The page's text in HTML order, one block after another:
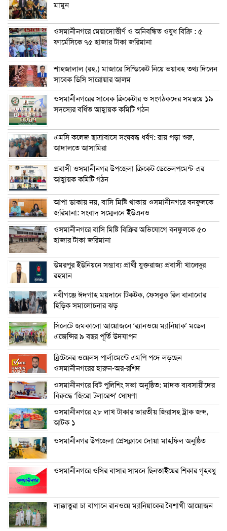
মামুন
ওসমানীনগরে মেয়াদোত্তীর্ণ ও অনিবন্ধিত ওষুধ বিক্রি : ৫
ফার্মেসিকে ৭৫ হাজার টাকা জরিমানা
শাহজালাল (রহ.) মাজারে সিন্ডিকেট নিয়ে ভয়াবহ তথ্য দিলেন
সাবেক ডিসি সারোয়ার আলম
ওসমানীনগরের সাবেক ক্রিকেটার ও সংগঠকদের সমন্বয়ে ১৯
সদস্যের বর্ধিত আহ্বায়ক কমিটি গঠন
এম‌সি কলেজ ছাত্রাবাসে সংঘবদ্ধ ধর্ষণ: রায় পড়া শুরু,
আদালতে আসামিরা
প্রবাসী ওসমানীনগর উপজেলা ক্রিকেট ডেভেলপমেন্ট-এর
আহ্বায়ক কমিটি গঠন
আপা ডাকায় নয়, বাসি মিষ্টি থাকায় ওসমানীনগরে বনফুলকে
জরিমানা: সংবাদ সম্মেলনে ইউএনও
ওসমানীনগরে বাসি মিষ্টি বিক্রির অভিযোগে বনফুলকে ৫০
হাজার টাকা জরিমানা
উমরপুর ইউনিয়নে সম্ভাব্য প্রার্থী যুক্তরাজ্য প্রবাসী খালেদুর
রহমান
নবীগঞ্জে ঈদগাহ ময়দানে টিকটক, ফেসবুক রিল বানানোর
হিড়িক সমালোচনার ঝড়
সিলেটে জমকালো আয়োজনে ‘র‍্যানওয়ে ম্যানিয়াক’ মডেল
এজেন্সির ৯ বছর পূর্তি উদযাপন
ব্রিটেনের ওয়েলস পার্লামেন্টে এমপি পদে লড়ছেন
ওসমানীনগরের হারুন-অর-রশিদ
ওসমানীনগরে বিট পুলিশিং সভা অনুষ্ঠিত: মাদক ব্যবসায়ীদের
বিরুদ্ধে ‘জিরো টলারেন্স’ ঘোষণা
ওসমানীনগরে ২৮ লাখ টাকার ভারতীয় জিরাসহ ট্রাক জব্দ,
আটক ১
ওসমানীনগর উপজেলা প্রেসক্লাবে দোয়া মাহফিল অনুষ্ঠিত
ওসমানীনগরে ওসির বাসার সামনে ছিনতাইয়ের শিকার গৃহবধু
লাক্কাতুরা চা বাগানে রানওয়ে ম্যানিয়াকের বৈশাখী আয়োজন